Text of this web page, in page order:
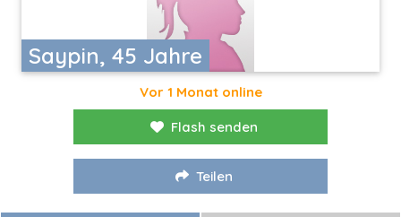
Saypin, 45 Jahre
Vor 1 Monat online
Flash senden
Teilen